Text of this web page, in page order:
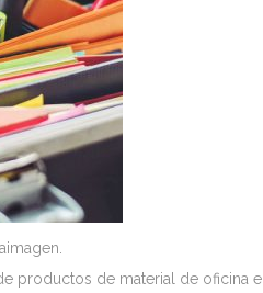
productos de material de oficina